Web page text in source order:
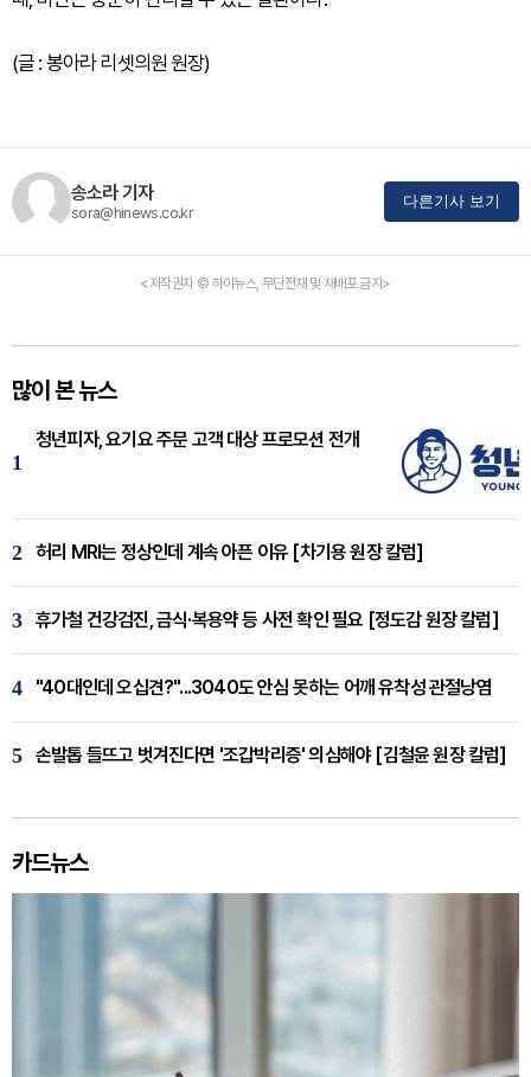
(글 : 봉아라 리셋의원 원장)
송소라 기자
sora@hinews.co.kr
다른기사 보기
<저작권자 © 하이뉴스, 무단전재 및 재배포 금지>
많이 본 뉴스
1
청년피자, 요기요 주문 고객 대상 프로모션 전개
2 허리 MRI는 정상인데 계속 아픈 이유 [차기용 원장 칼럼]
3 휴가철 건강검진, 금식·복용약 등 사전 확인 필요 [정도감 원장 칼럼]
4 "40대인데 오십견?"...3040도 안심 못하는 어깨 유착성 관절낭염
5 손발톱 들뜨고 벗겨진다면 '조갑박리증' 의심해야 [김철윤 원장 칼럼]
카드뉴스